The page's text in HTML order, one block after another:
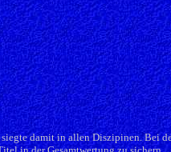
damit in allen Diszipinen. Bei